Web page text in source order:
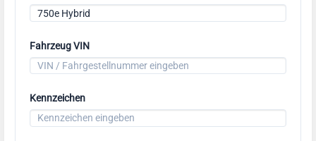
Fahrzeug VIN
Kennzeichen